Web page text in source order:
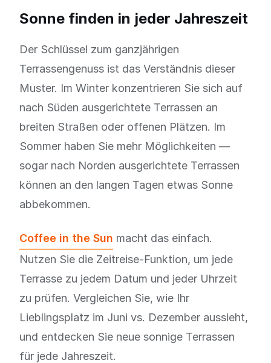
Sonne finden in jeder Jahreszeit
Der Schlüssel zum ganzjährigen
Terrassengenuss ist das Verständnis dieser
Muster. Im Winter konzentrieren Sie sich auf
nach Süden ausgerichtete Terrassen an
breiten Straßen oder offenen Plätzen. Im
Sommer haben Sie mehr Möglichkeiten —
sogar nach Norden ausgerichtete Terrassen
können an den langen Tagen etwas Sonne
abbekommen.
Coffee in the Sun macht das einfach.
Nutzen Sie die Zeitreise-Funktion, um jede
Terrasse zu jedem Datum und jeder Uhrzeit
zu prüfen. Vergleichen Sie, wie Ihr
Lieblingsplatz im Juni vs. Dezember aussieht,
und entdecken Sie neue sonnige Terrassen
für jede Jahreszeit.